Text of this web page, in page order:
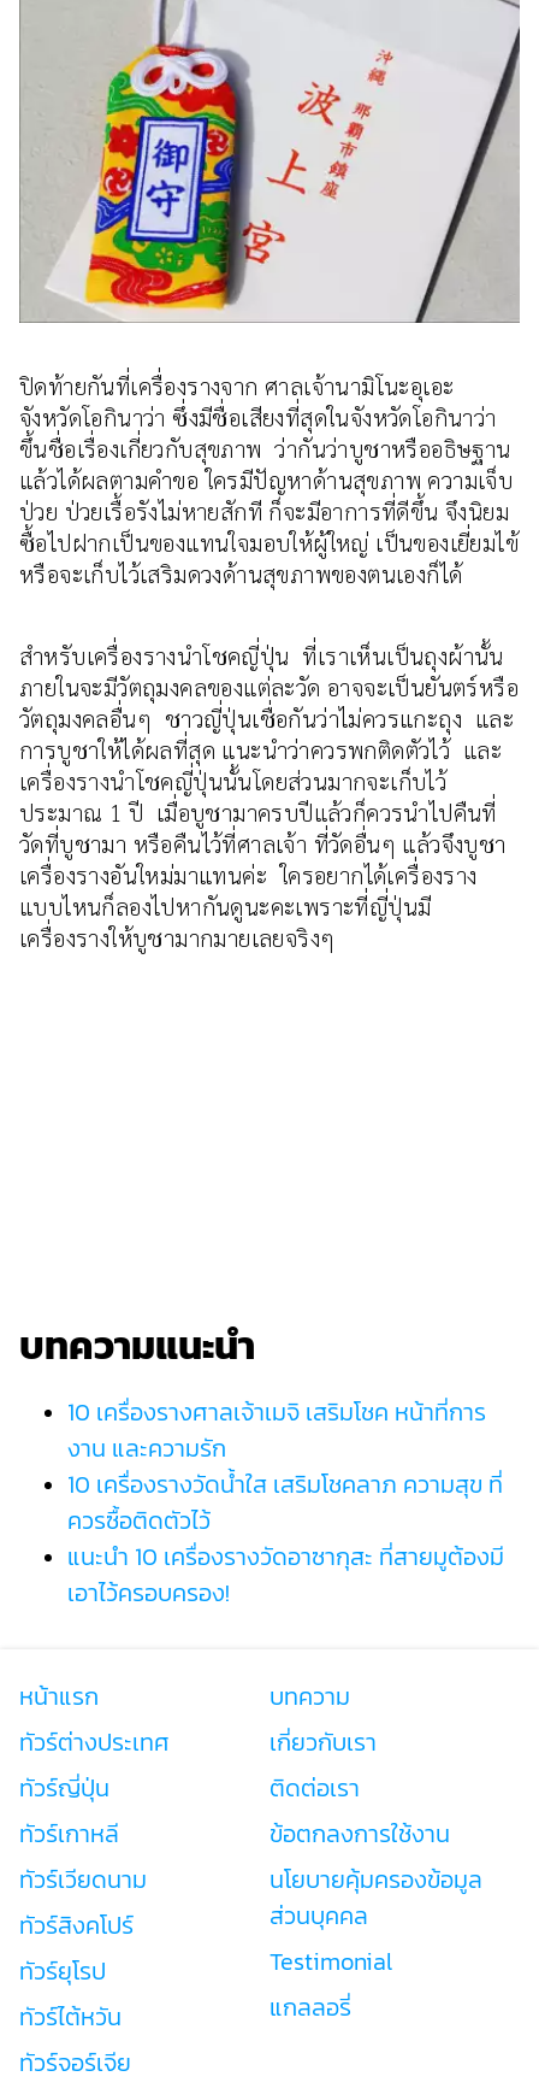
ปิดท้ายกันที่เครื่องรางจาก ศาลเจ้านามิโนะอุเอะ
จังหวัดโอกินาว่า ซึ่งมีชื่อเสียงที่สุดในจังหวัดโอกินาว่า
ขึ้นชื่อเรื่องเกี่ยวกับสุขภาพ ว่ากันว่าบูชาหรืออธิษฐาน
แล้วได้ผลตามคำขอ ใครมีปัญหาด้านสุขภาพ ความเจ็บ
ป่วย ป่วยเรื้อรังไม่หายสักที ก็จะมีอาการที่ดีขึ้น จึงนิยม
ซื้อไปฝากเป็นของแทนใจมอบให้ผู้ใหญ่ เป็นของเยี่ยมไข้
หรือจะเก็บไว้เสริมดวงด้านสุขภาพของตนเองก็ได้
สำหรับเครื่องรางนำโชคญี่ปุ่น ที่เราเห็นเป็นถุงผ้านั้น
ภายในจะมีวัตถุมงคลของแต่ละวัด อาจจะเป็นยันตร์หรือ
วัตถุมงคลอื่นๆ ชาวญี่ปุ่นเชื่อกันว่าไม่ควรแกะถุง และ
การบูชาให้ได้ผลที่สุด แนะนำว่าควรพกติดตัวไว้ และ
เครื่องรางนำโชคญี่ปุ่นนั้นโดยส่วนมากจะเก็บไว้
ประมาณ 1 ปี เมื่อบูชามาครบปีแล้วก็ควรนำไปคืนที่
วัดที่บูชามา หรือคืนไว้ที่ศาลเจ้า ที่วัดอื่นๆ แล้วจึงบูชา
เครื่องรางอันใหม่มาแทนค่ะ ใครอยากได้เครื่องราง
แบบไหนก็ลองไปหากันดูนะคะเพราะที่ญี่ปุ่นมี
เครื่องรางให้บูชามากมายเลยจริงๆ
บทความแนะนำ
10 เครื่องรางศาลเจ้าเมจิ เสริมโชค หน้าที่การ
งาน และความรัก
10 เครื่องรางวัดน้ำใส เสริมโชคลาภ ความสุข ที่
ควรซื้อติดตัวไว้
แนะนำ 10 เครื่องรางวัดอาซากุสะ ที่สายมูต้องมี
เอาไว้ครอบครอง!
หน้าแรก
ทัวร์ต่างประเทศ
ทัวร์ญี่ปุ่น
ทัวร์เกาหลี
ทัวร์เวียดนาม
ทัวร์สิงคโปร์
ทัวร์ยุโรป
ทัวร์ไต้หวัน
ทัวร์จอร์เจีย
บทความ
เกี่ยวกับเรา
ติดต่อเรา
ข้อตกลงการใช้งาน
นโยบายคุ้มครองข้อมูล
ส่วนบุคคล
Testimonial
แกลลอรี่